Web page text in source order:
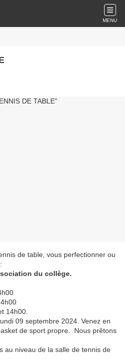
MENU
de table, vous perfectionner ou
du collège.
14h00.
09 septembre 2024. Venez en
de sport propre. Nous prêtons
niveau de la salle de tennis de